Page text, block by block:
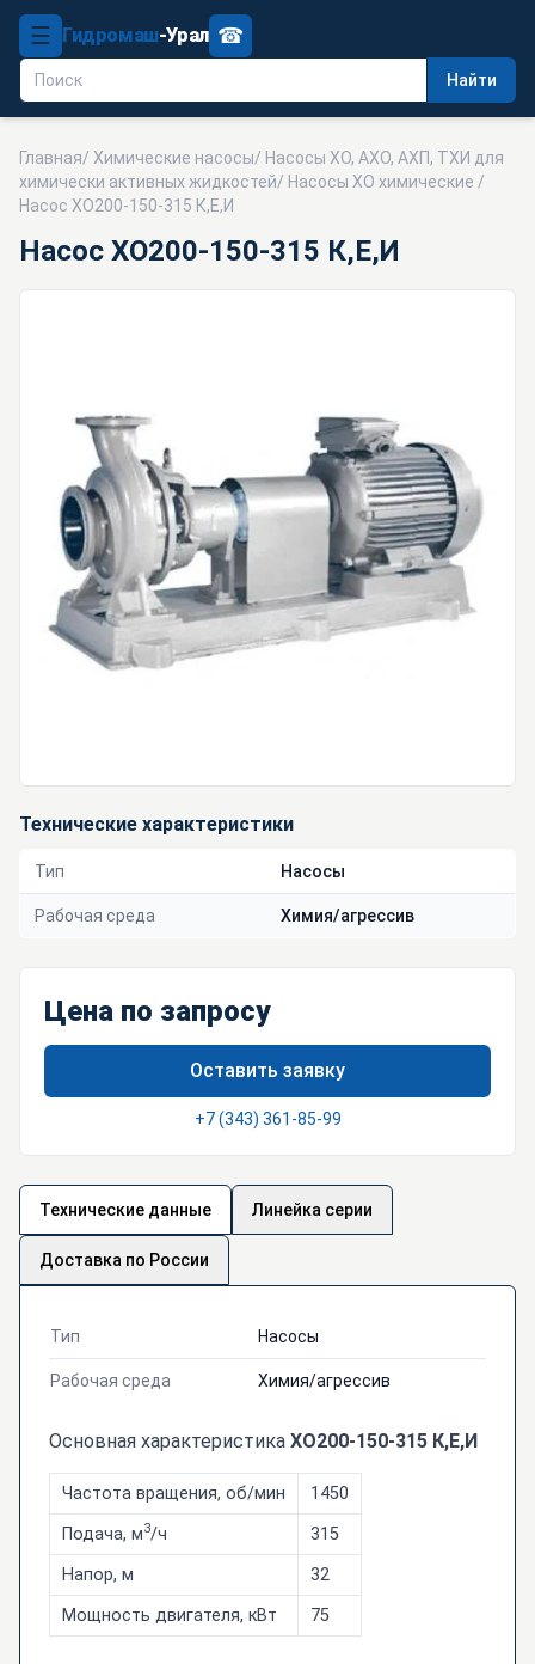
☰ Гидромаш-Урал
Найти
☎
Главная/ Химические насосы/ Насосы ХО, АХО, АХП, ТХИ для
химически активных жидкостей/ Насосы ХО химические /
Насос ХО200-150-315 К,Е,И
Насос ХО200-150-315 К,Е,И
Технические характеристики
Тип Насосы
Рабочая среда Химия/агрессив
Цена по запросу
Оставить заявку
+7 (343) 361-85-99
Технические данные Линейка серии
Доставка по России
Тип Насосы
Рабочая среда Химия/агрессив
Основная характеристика ХО200-150-315 К,Е,И
Частота вращения, об/мин
1450
Подача, м3/ч
315
Напор, м
32
Мощность двигателя, кВт
75